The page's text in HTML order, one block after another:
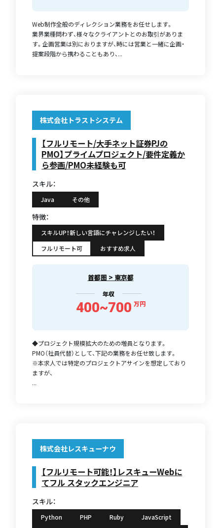
Web制作全般のディレクション業務をお任せします。
業界業種問わず、様々なクライアントとのお取引がありま
す。企画営業は別におりますが、時には営業と一緒に企画・
提案段階から携わることもあり、...
株式会社トラストシステム
【フルリモート/大手ネット証券PJの
PMO】プライムプロジェクト/要件定義か
ら参画/PMO未経験も可
スキル：
Java その他
特徴：
スキルUP！新しい言語にチャレンジしたい！
フルリモート可
おすすめ求人
首都圏 > 東京都
年収
400~700 万円
◆プロジェクト規模拡大のための増員となります。
PMO（社員代替）として、下記の業務をお任せ致します。
※本求人では特定のプロジェクトアサインを想定しており
ますが、
...
株式会社レスキューナウ
【フルリモート可能！】レスキューWebに
てフル スタックエンジニア
スキル：
Python PHP Ruby
JavaScript